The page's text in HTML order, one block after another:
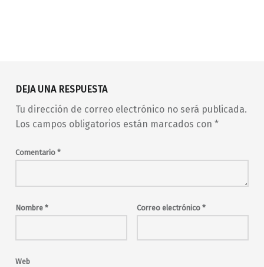
DEJA UNA RESPUESTA
Tu dirección de correo electrónico no será publicada.
Los campos obligatorios están marcados con *
Comentario *
Nombre * Correo electrónico *
Web